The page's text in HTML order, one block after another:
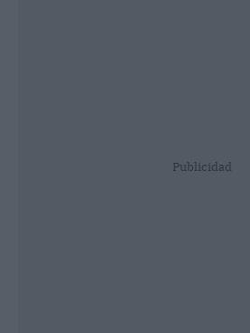
Publicidad